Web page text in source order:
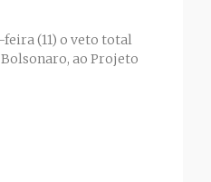
(11) o veto total
Bolsonaro, ao Projeto